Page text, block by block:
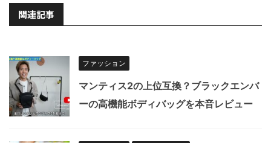
関連記事
ファッション
マンティス2の上位互換？ブラックエンバ
ーの高機能ボディバッグを本音レビュー